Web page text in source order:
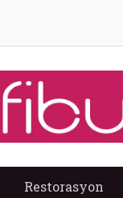
Restorasyon